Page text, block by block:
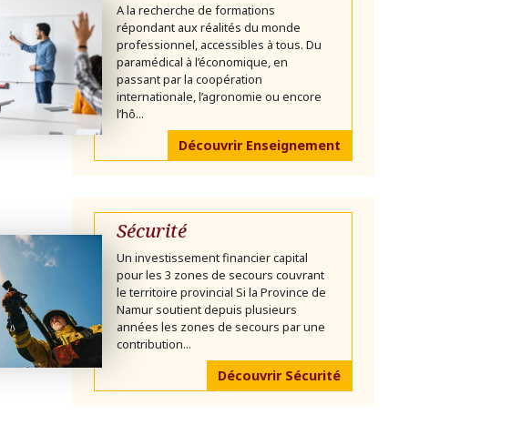
A la recherche de formations
répondant aux réalités du monde
professionnel, accessibles à tous. Du
paramédical à l’économique, en
passant par la coopération
internationale, l’agronomie ou encore
l’hô...
Découvrir Enseignement
Sécurité
Un investissement financier capital
pour les 3 zones de secours couvrant
le territoire provincial Si la Province de
Namur soutient depuis plusieurs
années les zones de secours par une
contribution...
Découvrir Sécurité